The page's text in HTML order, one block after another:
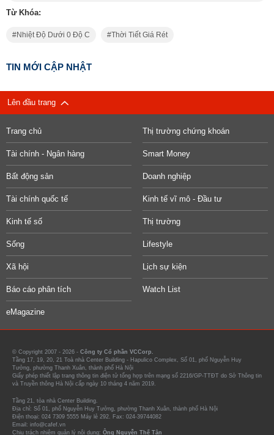
Từ Khóa:
Nhiệt Độ Dưới 0 Độ C Thời Tiết Giá Rét
TIN MỚI CẬP NHẬT
Lên đầu trang
Trang chủ Thị trường chứng khoán
Tài chính - Ngân hàng Smart Money
Bất động sản Doanh nghiệp
Tài chính quốc tế Kinh tế vĩ mô - Đầu tư
Kinh tế số Thị trường
Sống Lifestyle
Xã hội Lịch sự kiện
Báo cáo phân tích Watch List
eMagazine
© Copyright 2007 - 2026 - Công ty Cổ phần VCCorp.
Tầng 17, 19, 20, 21 Toà nhà Center Building - Hapulico Complex, Số 01, phố Nguyễn Huy
Tưởng, phường Thanh Xuân, thành phố Hà Nội
Giấy phép thiết lập trang thông tin điện tử tổng hợp trên mạng số 2216/GP-TTĐT do Sở Thông tin
và Truyền thông Hà Nội cấp ngày 10 tháng 4 năm 2019.
Tầng 21, tòa nhà Center Building.
Địa chỉ: Số 01, phố Nguyễn Huy Tưởng, phường Thanh Xuân, thành phố Hà Nội
Điện thoại: 024 7309 5555 Máy lẻ 292. Fax: 024-39744082
Email: info@cafef.vn
Chịu trách nhiệm quản lý nội dung: Ông Nguyễn Thế Tân